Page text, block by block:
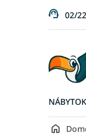
02/
NÁBYTOK